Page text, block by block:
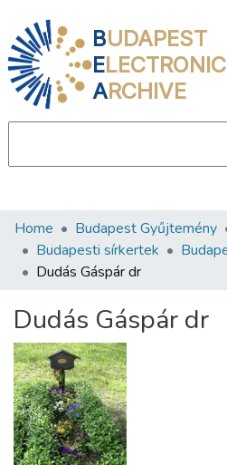
BUDAPEST
ELECTRONIC
ARCHIVE
Communities & Collections
All of DSpace
About us
Home Budapest Gyűjtemény
Budapesti sírkertek
Dudás Gáspár dr
Dudás Gáspár dr